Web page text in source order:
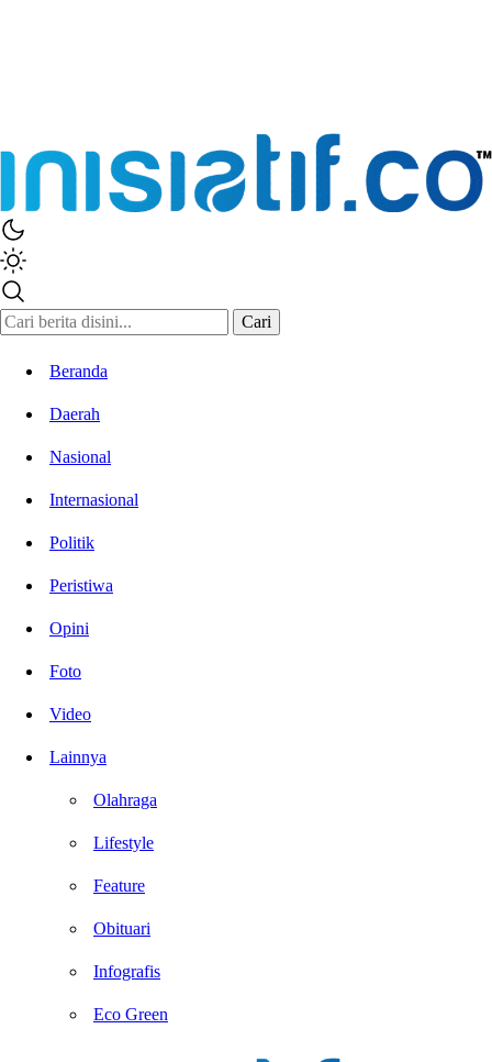
Cari
Beranda
Daerah
Nasional
Internasional
Politik
Peristiwa
Opini
Foto
Video
Lainnya
Olahraga
Lifestyle
Feature
Obituari
Infografis
Eco Green